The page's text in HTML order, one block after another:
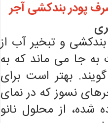
پودر بندکشی آجر
و تبخیر آب از
جا می ماند که به
بهتر است برای
نسوز که در نمای
شده، از محلول نانو